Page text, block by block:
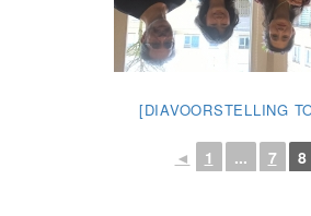
[DIAVOORSTELLING
◄ 1 ... 7 8